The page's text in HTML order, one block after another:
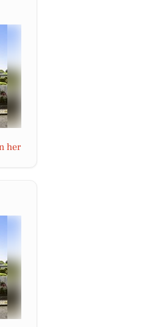
her